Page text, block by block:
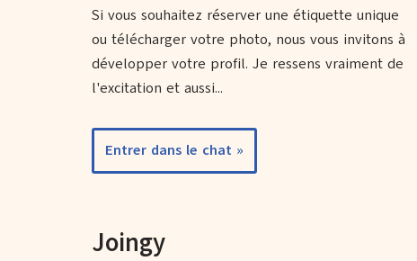
Si vous souhaitez réserver une étiquette unique
ou télécharger votre photo, nous vous invitons à
développer votre profil. Je ressens vraiment de
l'excitation et aussi...
Entrer dans le chat »
Joingy